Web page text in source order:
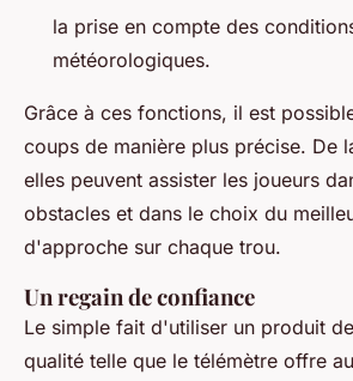
la prise en compte des
météorologiques.
Grâce à ces fonctions, il est
coups de manière plus précise. De
elles peuvent assister les joueurs
obstacles et dans le choix du
d'approche sur chaque trou.
Un regain de confiance
Le simple fait d'utiliser un produit
qualité telle que le télémètre offre